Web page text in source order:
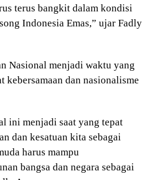
terus bangkit dalam kondisi
Indonesia Emas,” ujar Fadly
Nasional menjadi waktu yang
kebersamaan dan nasionalisme
ini menjadi saat yang tepat
dan kesatuan kita sebagai
harus mampu
bangsa dan negara sebagai